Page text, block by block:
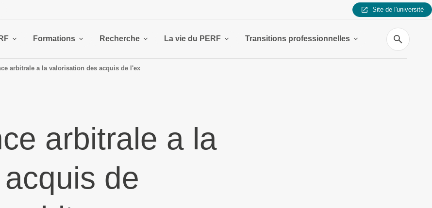
Site de l'université
Formations Recherche La vie du PERF Transitions professionnelles
Recherche
arbitrale a la valorisation des acquis de l'ex
arbitrale a la
de